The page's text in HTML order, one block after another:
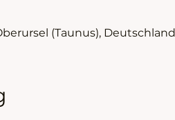
(Taunus), Deutschland